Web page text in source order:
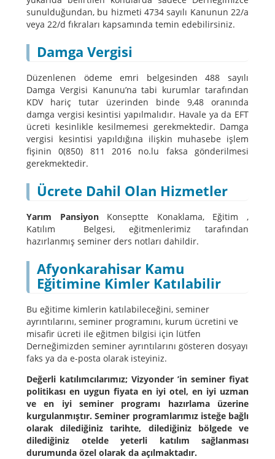
sunulduğundan, bu hizmeti 4734 sayılı Kanunun 22/a
veya 22/d fıkraları kapsamında temin edebilirsiniz.
Damga Vergisi
Düzenlenen ödeme emri belgesinden 488 sayılı
Damga Vergisi Kanunu’na tabi kurumlar tarafından
KDV hariç tutar üzerinden binde 9,48 oranında
damga vergisi kesintisi yapılmalıdır. Havale ya da EFT
ücreti kesinlikle kesilmemesi gerekmektedir. Damga
vergisi kesintisi yapıldığına ilişkin muhasebe işlem
fişinin 0(850) 811 2016 no.lu faksa gönderilmesi
gerekmektedir.
Ücrete Dahil Olan Hizmetler
Yarım Pansiyon Konseptte Konaklama, Eğitim ,
Katılım Belgesi, eğitmenlerimiz tarafından
hazırlanmış seminer ders notları dahildir.
Afyonkarahisar Kamu
Eğitimine Kimler Katılabilir
Bu eğitime kimlerin katılabileceğini, seminer
ayrıntılarını, seminer programını, kurum ücretini ve
misafir ücreti ile eğitmen bilgisi için lütfen
Derneğimizden seminer ayrıntılarını gösteren dosyayı
faks ya da e-posta olarak isteyiniz.
Değerli katılımcılarımız; Vizyonder ’in seminer fiyat
politikası en uygun fiyata en iyi otel, en iyi uzman
ve en iyi seminer programı hazırlama üzerine
kurgulanmıştır. Seminer programlarımız isteğe bağlı
olarak dilediğiniz tarihte, dilediğiniz bölgede ve
dilediğiniz otelde yeterli katılım sağlanması
durumunda özel olarak da açılmaktadır.